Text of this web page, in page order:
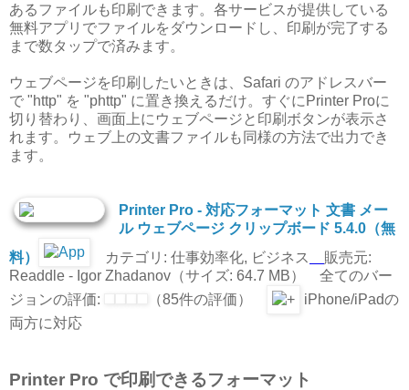
あるファイルも印刷できます。各サービスが提供している
無料アプリでファイルをダウンロードし、印刷が完了する
まで数タップで済みます。
ウェブページを印刷したいときは、Safari のアドレスバー
で "http" を "phttp" に置き換えるだけ。すぐにPrinter Proに
切り替わり、画面上にウェブページと印刷ボタンが表示さ
れます。ウェブ上の文書ファイルも同様の方法で出力でき
ます。
Printer Pro - 対応フォーマット 文書 メー
ル ウェブページ クリップボード 5.4.0（無
料）
カテゴリ: 仕事効率化, ビジネス
販売元:
Readdle - Igor Zhadanov（サイズ: 64.7 MB） 全てのバー
ジョンの評価:
（85件の評価）
iPhone/iPadの
両方に対応
Printer Pro で印刷できるフォーマット